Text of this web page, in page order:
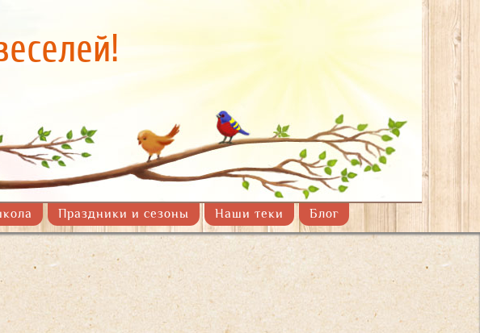
Праздники и сезоны Наши теки Блог